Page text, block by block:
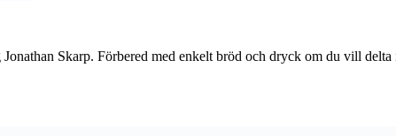
Skarp. Förbered med enkelt bröd och dryck om du vill